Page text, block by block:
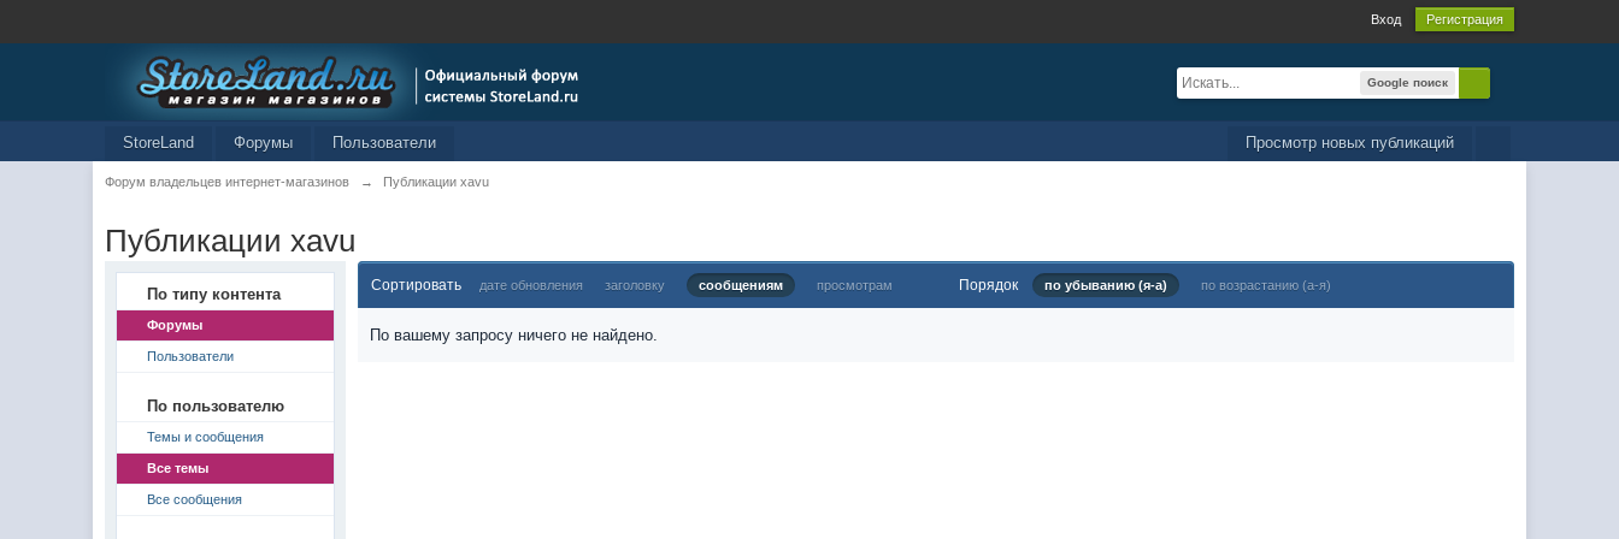
Вход Регистрация
Google поиск
Просмотр новых публикаций
StoreLand Форумы Пользователи
Форум владельцев интернет-магазинов → Публикации xavu
Публикации xavu
По типу контента
Форумы
Пользователи
По пользователю
Темы и сообщения
Все темы
Все сообщения
Сортировать дате обновления заголовку сообщениям просмотрам Порядок по убыванию (я-а) по возрастанию (а-я)
По вашему запросу ничего не найдено.